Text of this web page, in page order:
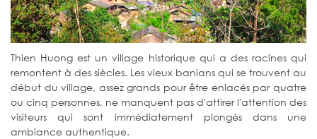
Thien Huong est un village historique qui a des racines qui
remontent à des siècles. Les vieux banians qui se trouvent au
début du village, assez grands pour être enlacés par quatre
ou cinq personnes, ne manquent pas d'attirer l'attention des
visiteurs qui sont immédiatement plongés dans une
ambiance authentique.